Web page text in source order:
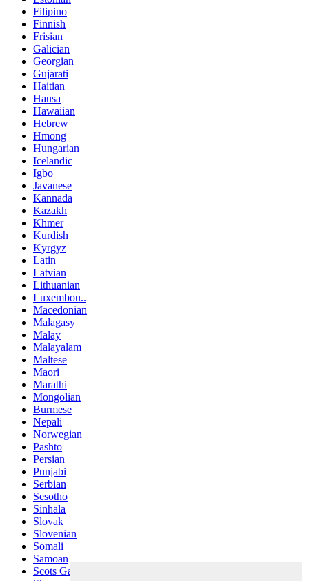
Filipino
Finnish
Frisian
Galician
Georgian
Gujarati
Haitian
Hausa
Hawaiian
Hebrew
Hmong
Hungarian
Icelandic
Igbo
Javanese
Kannada
Kazakh
Khmer
Kurdish
Kyrgyz
Latin
Latvian
Lithuanian
Luxembou..
Macedonian
Malagasy
Malay
Malayalam
Maltese
Maori
Marathi
Mongolian
Burmese
Nepali
Norwegian
Pashto
Persian
Punjabi
Serbian
Sesotho
Sinhala
Slovak
Slovenian
Somali
Samoan
Scots Gaelic